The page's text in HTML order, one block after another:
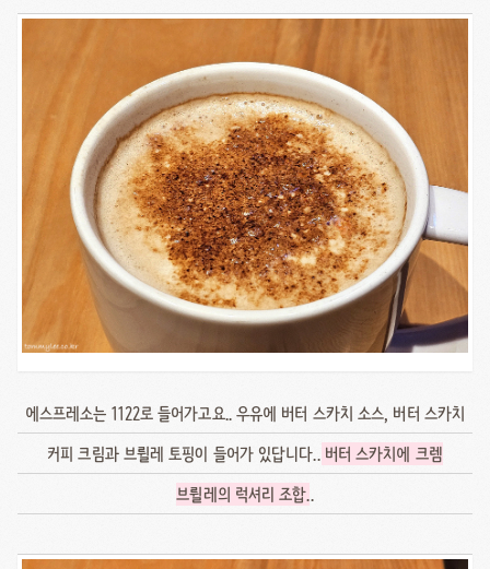
에스프레소는 1122로 들어가고요.. 우유에 버터 스카치 소스, 버터 스카치
커피 크림과 브륄레 토핑이 들어가 있답니다.. 버터 스카치에 크렘
브륄레의 럭셔리 조합..